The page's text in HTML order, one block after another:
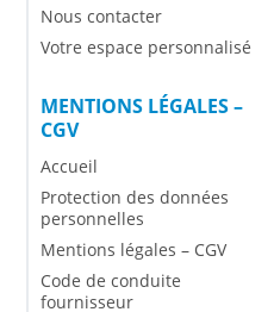
Nous contacter
Votre espace personnalisé
MENTIONS LÉGALES –
CGV
Accueil
Protection des données
personnelles
Mentions légales – CGV
Code de conduite
fournisseur